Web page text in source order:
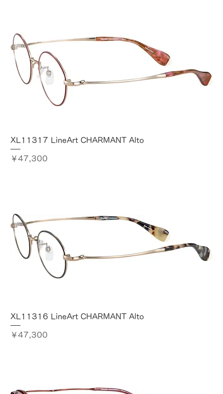
XL11317 LineArt CHARMANT Alto
価格
￥47,300
XL11316 LineArt CHARMANT Alto
価格
￥47,300